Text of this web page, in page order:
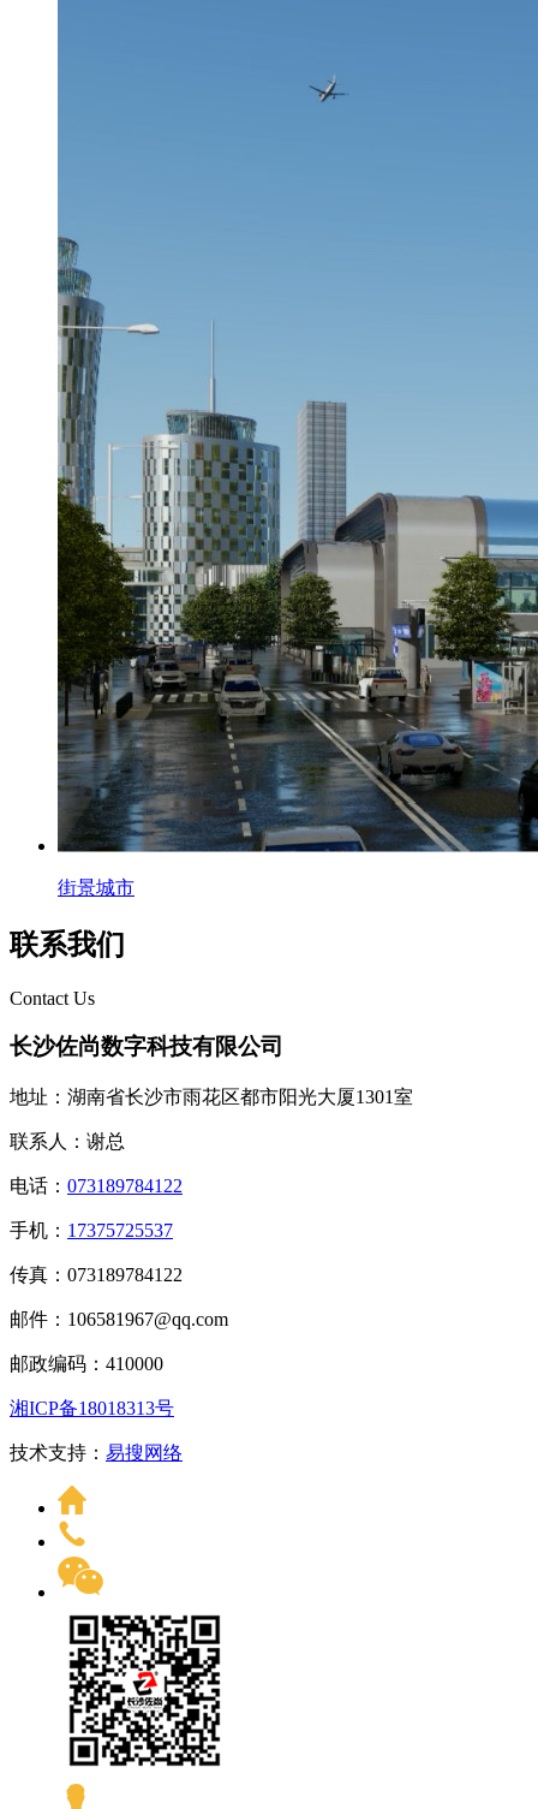
街景城市
联系我们
Contact Us
长沙佐尚数字科技有限公司
地址：湖南省长沙市雨花区都市阳光大厦1301室
联系人：谢总
电话： 073189784122
手机： 17375725537
传真：073189784122
邮件：106581967@qq.com
邮政编码：410000
湘ICP备18018313号
技术支持： 易搜网络